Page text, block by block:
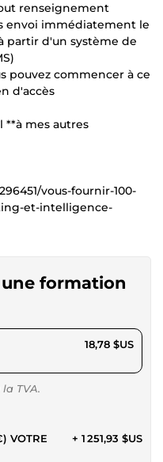
renseignement
envoi immédiatement le
partir d'un système de
pouvez commencer à ce
d'accès
mes autres
vous-fournir-100-
et-intelligence-
formation
18,78 $US
TVA.
VOTRE
+ 1 251,93 $US